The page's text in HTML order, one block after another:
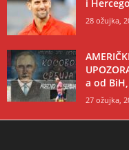
i
28 ožujka,
a od
27 ožujka,